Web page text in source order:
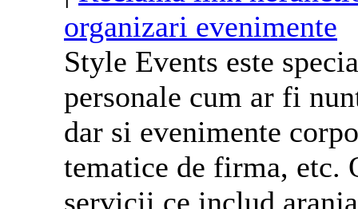
organizari evenimente
Style Events este
personale cum ar fi
dar si evenimente
tematice de firma, etc.
servicii ce includ